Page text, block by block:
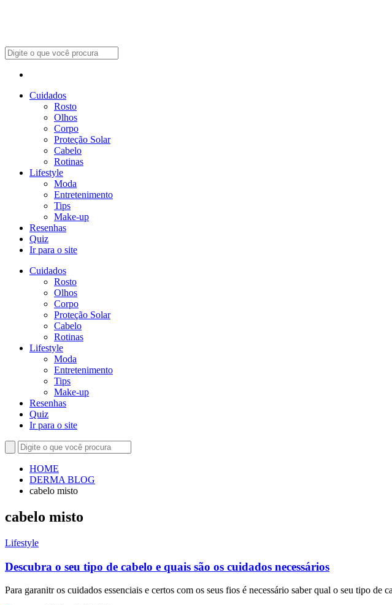
Cuidados
Rosto
Olhos
Corpo
Proteção Solar
Cabelo
Rotinas
Lifestyle
Moda
Entretenimento
Tips
Make-up
Resenhas
Quiz
Ir para o site
Cuidados
Rosto
Olhos
Corpo
Proteção Solar
Cabelo
Rotinas
Lifestyle
Moda
Entretenimento
Tips
Make-up
Resenhas
Quiz
Ir para o site
HOME
DERMA BLOG
cabelo misto
cabelo misto
Lifestyle
Descubra o seu tipo de cabelo e quais são os cuidados necessários
Para garanitr os cuidados essenciais e certos com os seus fios é necessário saber qual o seu tipo de